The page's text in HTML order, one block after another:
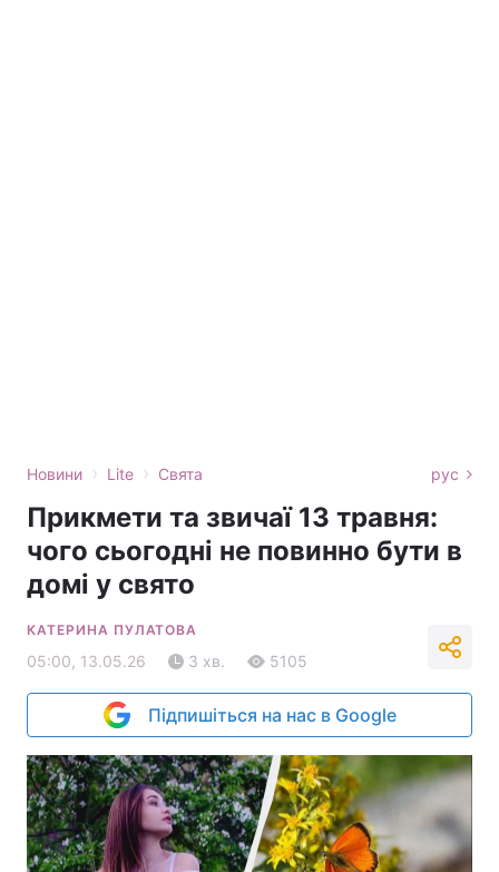
Новини › Lite › Свята рус
Прикмети та звичаї 13 травня:
чого сьогодні не повинно бути в
домі у свято
КАТЕРИНА ПУЛАТОВА
05:00, 13.05.26 3 хв. 5105
Підпишіться на нас в Google